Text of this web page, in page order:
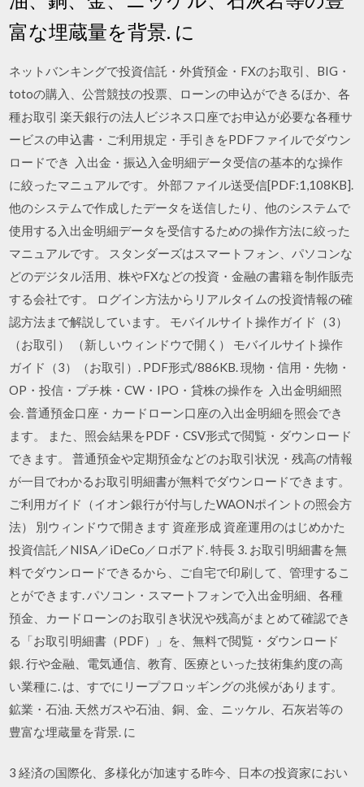
富な埋蔵量を背景. に
ネットバンキングで投資信託・外貨預金・FXのお取引、BIG・
totoの購入、公営競技の投票、ローンの申込ができるほか、各
種お取引 楽天銀行の法人ビジネス口座でお申込が必要な各種サ
ービスの申込書・ご利用規定・手引きをPDFファイルでダウン
ロードでき 入出金・振込入金明細データ受信の基本的な操作
に絞ったマニュアルです。 外部ファイル送受信[PDF:1,108KB].
他のシステムで作成したデータを送信したり、他のシステムで
使用する入出金明細データを受信するための操作方法に絞った
マニュアルです。 スタンダーズはスマートフォン、パソコンな
どのデジタル活用、株やFXなどの投資・金融の書籍を制作販売
する会社です。 ログイン方法からリアルタイムの投資情報の確
認方法まで解説しています。 モバイルサイト操作ガイド（3）
（お取引） （新しいウィンドウで開く） モバイルサイト操作
ガイド（3）（お取引）. PDF形式/886KB. 現物・信用・先物・
OP・投信・プチ株・CW・IPO・貸株の操作を 入出金明細照
会. 普通預金口座・カードローン口座の入出金明細を照会でき
ます。 また、照会結果をPDF・CSV形式で閲覧・ダウンロード
できます。 普通預金や定期預金などのお取引状況・残高の情報
が一目でわかるお取引明細書が無料でダウンロードできます。
ご利用ガイド（イオン銀行が付与したWAONポイントの照会方
法） 別ウィンドウで開きます 資産形成 資産運用のはじめかた
投資信託／NISA／iDeCo／ロボアド. 特長 3. お取引明細書を無
料でダウンロードできるから、ご自宅で印刷して、管理するこ
とができます. パソコン・スマートフォンで入出金明細、各種
預金、カードローンのお取引き状況や残高がまとめて確認でき
る「お取引明細書（PDF）」を、無料で閲覧・ダウンロード
銀. 行や金融、電気通信、教育、医療といった技術集約度の高
い業種に. は、すでにリープフロッギングの兆候があります。
鉱業・石油. 天然ガスや石油、銅、金、ニッケル、石灰岩等の
豊富な埋蔵量を背景. に
3 経済の国際化、多様化が加速する昨今、日本の投資家におい